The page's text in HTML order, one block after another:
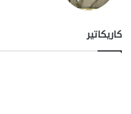
كاريكاتير